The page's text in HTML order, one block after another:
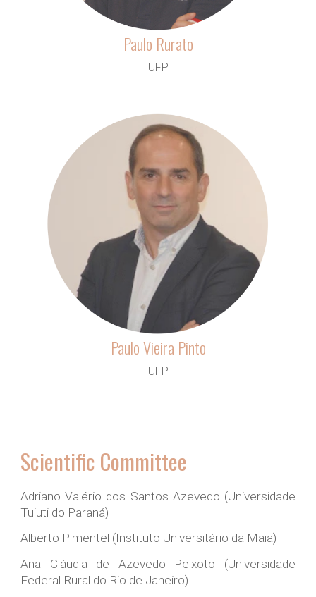
Paulo Rurato
UFP
Paulo Vieira Pinto
UFP
ScientificCommittee
Adriano Valério dos Santos Azevedo (Universidade
Tuiuti do Paraná)
Alberto Pimentel (Instituto Universitário da Maia)
Ana Cláudia de Azevedo Peixoto (Universidade
Federal Rural do Rio de Janeiro)